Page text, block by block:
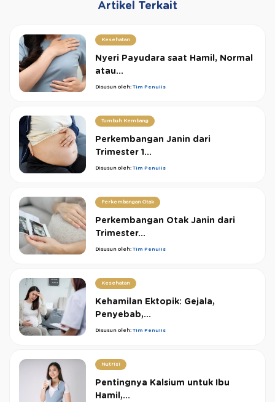
Artikel Terkait
Kesehatan
Nyeri Payudara saat Hamil, Normal
atau...
Disusun oleh: Tim Penulis
Tumbuh Kembang
Perkembangan Janin dari
Trimester 1...
Disusun oleh: Tim Penulis
Perkembangan Otak
Perkembangan Otak Janin dari
Trimester...
Disusun oleh: Tim Penulis
Kesehatan
Kehamilan Ektopik: Gejala,
Penyebab,...
Disusun oleh: Tim Penulis
Nutrisi
Pentingnya Kalsium untuk Ibu
Hamil,...